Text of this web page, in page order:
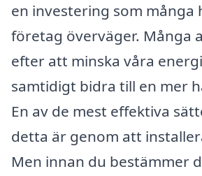
en investering som många
företag överväger. Många
efter att minska våra
samtidigt bidra till en mer
En av de mest effektiva
detta är genom att
Men innan du bestämmer